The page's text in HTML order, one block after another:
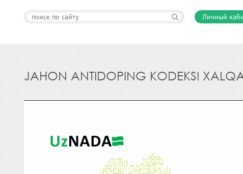
Личный
JAHON ANTIDOPING KODEKSI